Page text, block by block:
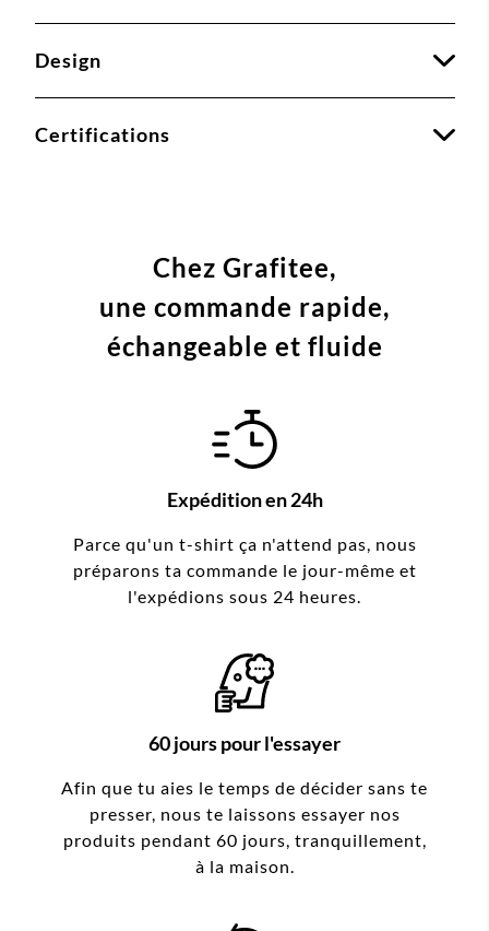
Design
Certifications
Chez Grafitee,
une commande rapide,
échangeable et fluide
Expédition en 24h
Parce qu'un t-shirt ça n'attend pas, nous
préparons ta commande le jour-même et
l'expédions sous 24 heures.
60 jours pour l'essayer
Afin que tu aies le temps de décider sans te
presser, nous te laissons essayer nos
produits pendant 60 jours, tranquillement,
à la maison.